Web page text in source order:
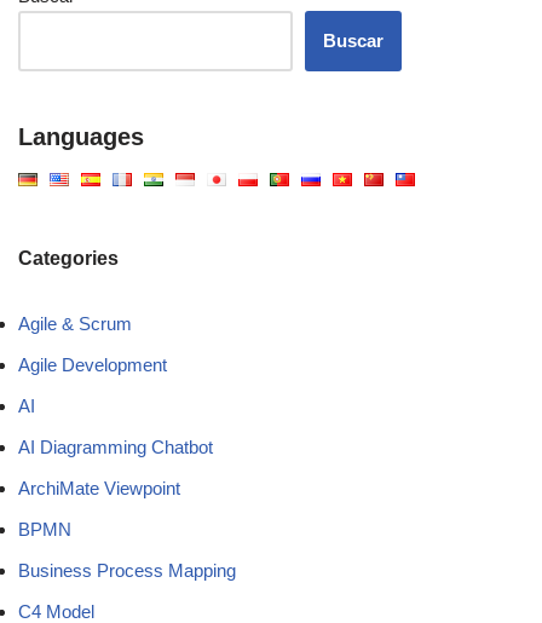
Buscar
Languages
Categories
Agile & Scrum
Agile Development
AI
AI Diagramming Chatbot
ArchiMate Viewpoint
BPMN
Business Process Mapping
C4 Model